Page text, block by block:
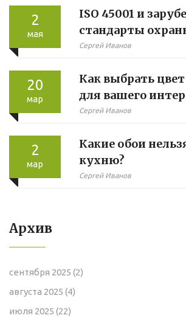
2
мая
ISO 45001 и
стандарты
для российских
новый уровень ТБ
Сергей Иванов
20
мар
Как выбрать
для вашего
Сергей Иванов
2
мар
Какие обои
кухню?
Сергей Иванов
Архив
сентября 2025 (2)
августа 2025 (4)
июля 2025 (22)